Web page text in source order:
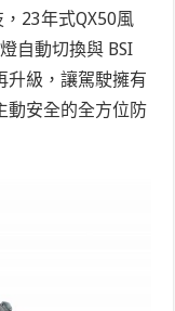
23年式QX50風
自動切換與 BSI
升級，讓駕駛擁有
動安全的全方位防